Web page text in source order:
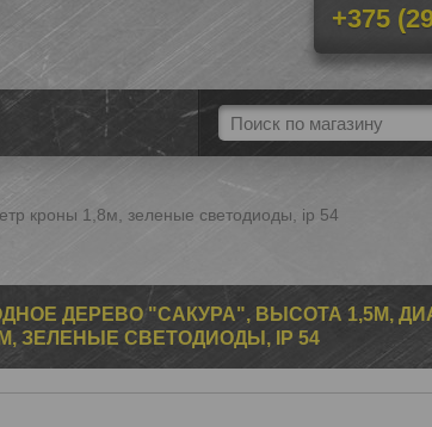
+375
кроны 1,8м, зеленые светодиоды, ip 54
ДЕРЕВО "САКУРА", ВЫСОТА 1,5М,
ЗЕЛЕНЫЕ СВЕТОДИОДЫ, IP 54